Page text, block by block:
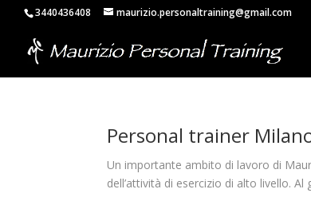
3440436408 maurizio.personaltraining@gmail.com
Personal trainer
Un importante ambito di lavoro di
dell’attività di esercizio di alto livello.